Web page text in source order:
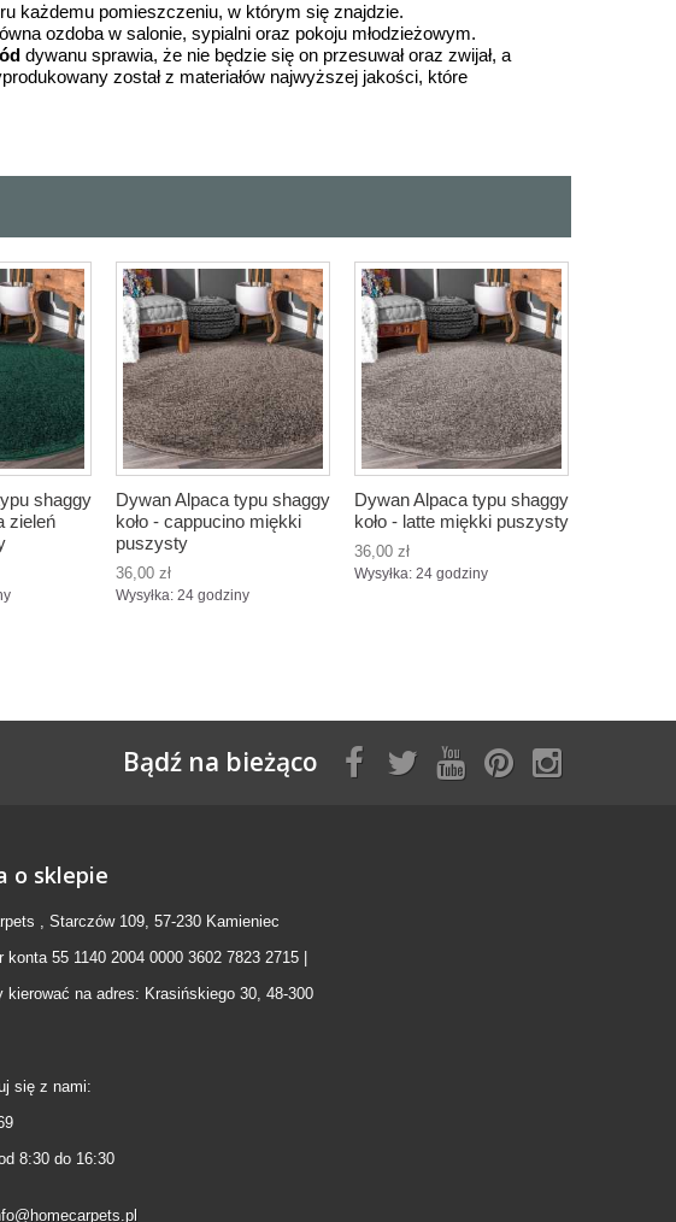
każdemu pomieszczeniu, w którym się znajdzie.
ozdoba w salonie, sypialni oraz pokoju młodzieżowym.
dywanu sprawia, że nie będzie się on przesuwał oraz zwijał, a
został z materiałów najwyższej jakości, które
shaggy
zieleń
Dywan Alpaca typu shaggy
koło - cappucino miękki
puszysty
36,00 zł
Wysyłka: 24 godziny
Dywan Alpaca typu shaggy
koło - latte miękki puszysty
36,00 zł
Wysyłka: 24 godziny
Bądź na bieżąco
o sklepie
, Starczów 109, 57-230 Kamieniec
55 1140 2004 0000 3602 7823 2715 |
kierować na adres: Krasińskiego 30, 48-300
się z nami:
8:30 do 16:30